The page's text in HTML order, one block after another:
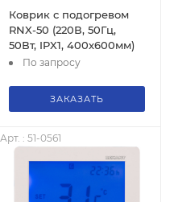
Коврик с подогревом
RNX-50 (220В, 50Гц,
50Вт, IPX1, 400х600мм)
По запросу
ЗАКАЗАТЬ
Арт. : 51-0561